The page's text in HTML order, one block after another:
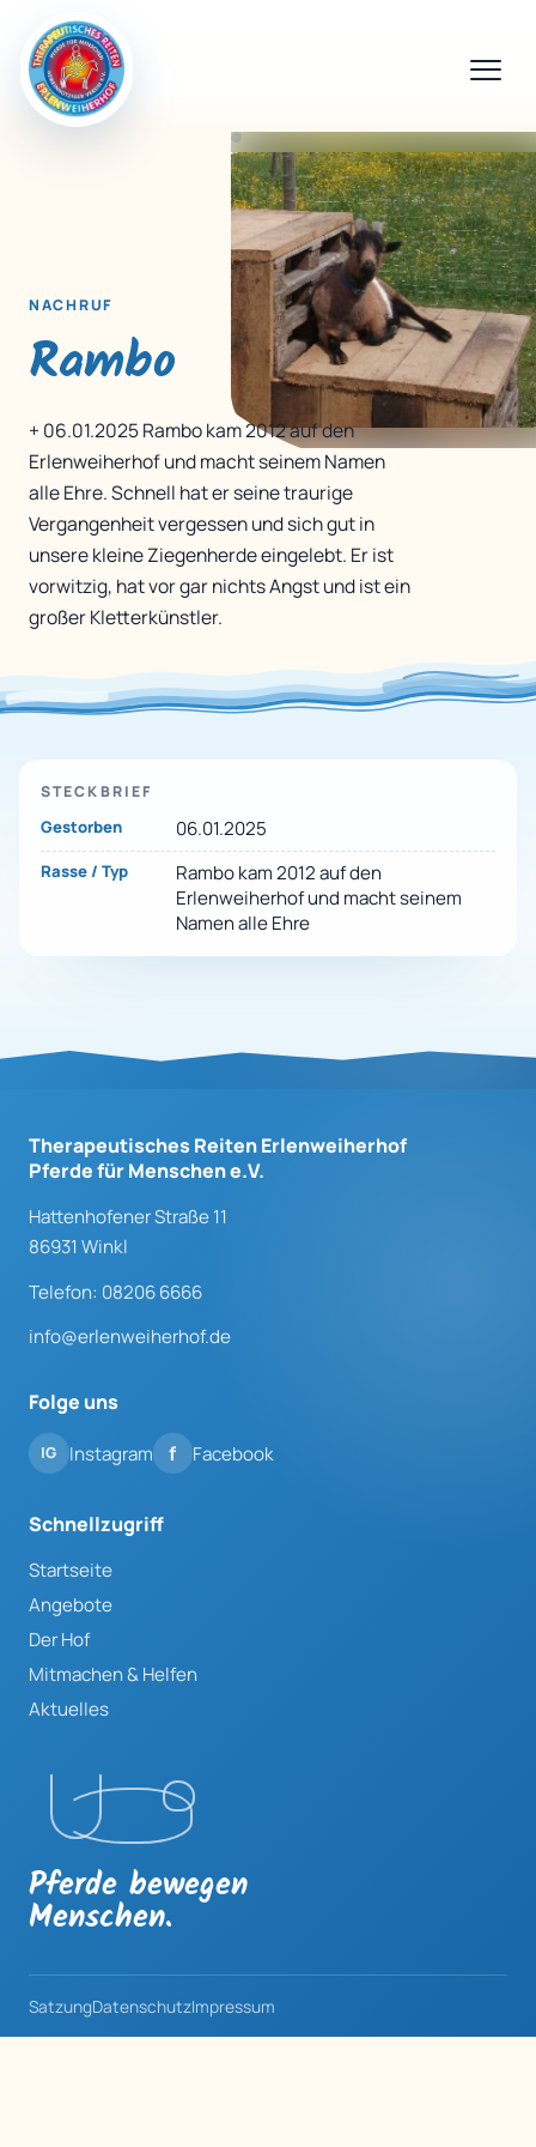
NACHRUF
Rambo
+ 06.01.2025 Rambo kam 2012 auf den
Erlenweiherhof und macht seinem Namen
alle Ehre. Schnell hat er seine traurige
Vergangenheit vergessen und sich gut in
unsere kleine Ziegenherde eingelebt. Er ist
vorwitzig, hat vor gar nichts Angst und ist ein
großer Kletterkünstler.
STECKBRIEF
Gestorben 06.01.2025
Rasse / Typ
Rambo kam 2012 auf den
Erlenweiherhof und macht seinem
Namen alle Ehre
Therapeutisches Reiten Erlenweiherhof
Pferde für Menschen e.V.
Hattenhofener Straße 11
86931 Winkl
Telefon: 08206 6666
info@erlenweiherhof.de
Folge uns
Instagram Facebook
Schnellzugriff
Startseite
Angebote
Der Hof
Mitmachen & Helfen
Aktuelles
Pferde bewegen
Menschen.
SatzungDatenschutzImpressum